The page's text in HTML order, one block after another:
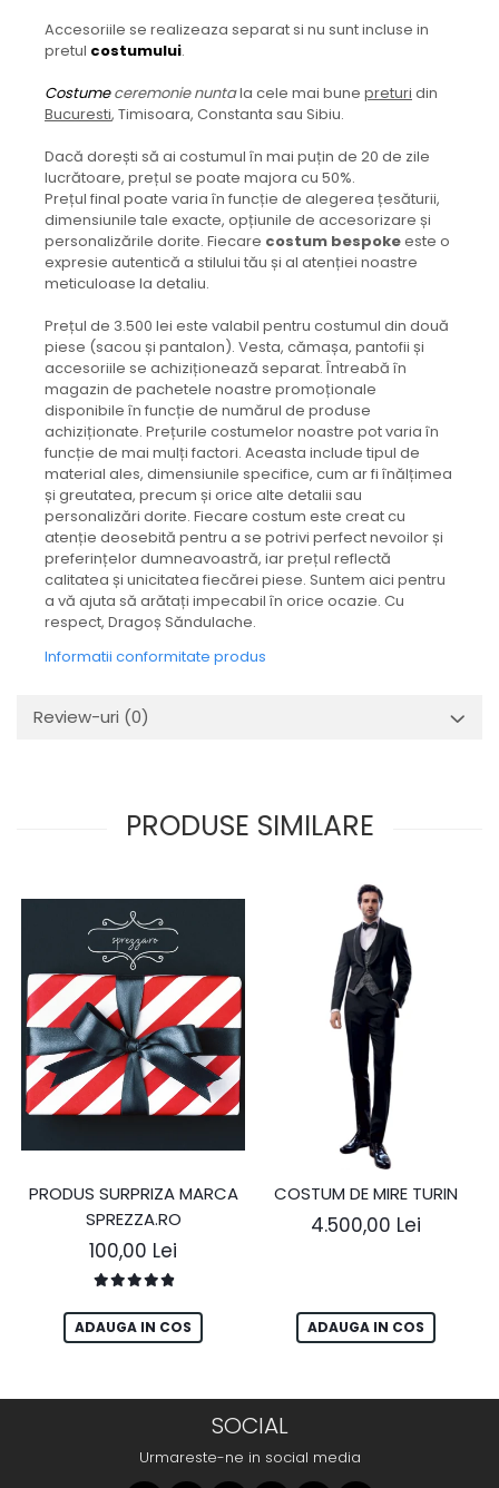
Accesoriile se realizeaza separat si nu sunt incluse in
pretul costumului.
Costumeceremonie nuntala cele mai bune preturi din
Bucuresti, Timisoara, Constanta sau Sibiu.
Dacă dorești să ai costumul în mai puțin de 20 de zile
lucrătoare, prețul se poate majora cu 50%.
Prețul final poate varia în funcție de alegerea țesăturii,
dimensiunile tale exacte, opțiunile de accesorizare și
personalizările dorite. Fiecare costum bespokeeste o
expresie autentică a stilului tău și al atenției noastre
meticuloase la detaliu.
Prețul de 3.500 lei este valabil pentru costumul din două
piese (sacou și pantalon). Vesta, cămașa, pantofii și
accesoriile se achiziționează separat. Întreabă în
magazin de pachetele noastre promoționale
disponibile în funcție de numărul de produse
achiziționate. Prețurile costumelor noastre pot varia în
funcție de mai mulți factori. Aceasta include tipul de
material ales, dimensiunile specifice, cum ar fi înălțimea
și greutatea, precum și orice alte detalii sau
personalizări dorite. Fiecare costum este creat cu
atenție deosebită pentru a se potrivi perfect nevoilor și
preferințelor dumneavoastră, iar prețul reflectă
calitatea și unicitatea fiecărei piese. Suntem aici pentru
a vă ajuta să arătați impecabil în orice ocazie. Cu
respect, Dragoș Săndulache.
Informatii conformitate produs
Review-uri (0)
PRODUSE SIMILARE
PRODUS SURPRIZA MARCA
SPREZZA.RO
100,00 Lei
ADAUGA IN COS
COSTUM DE MIRE TURIN
4.500,00 Lei
ADAUGA IN COS
SOCIAL
Urmareste-ne in social media